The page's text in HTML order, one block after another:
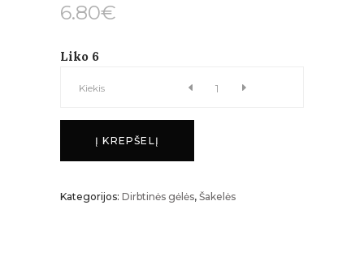
6.80€
Liko 6
Bijūnas
Kiekis
Į KREPŠELĮ
Kategorijos: Dirbtinės gėlės, Šakelės